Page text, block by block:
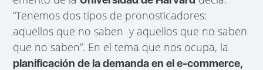
“Tenemos dos tipos de pronosticadores:
aquellos que no saben y aquellos que no saben
que no saben”. En el tema que nos ocupa, la
planificación de la demanda en el e-commerce,